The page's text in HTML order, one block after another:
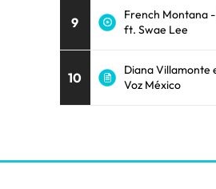
9
French Montana
ft. Swae Lee
10
Diana Villamonte
Voz México